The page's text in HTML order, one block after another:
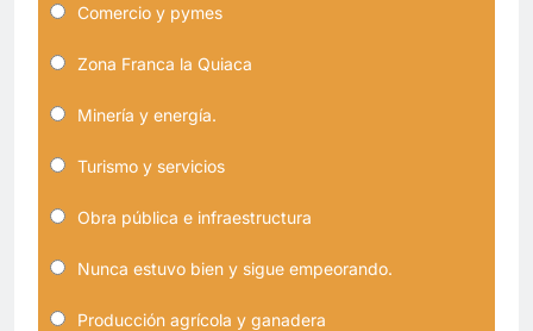
Comercio y pymes
Zona Franca la Quiaca
Minería y energía.
Turismo y servicios
Obra pública e infraestructura
Nunca estuvo bien y sigue empeorando.
Producción agrícola y ganadera